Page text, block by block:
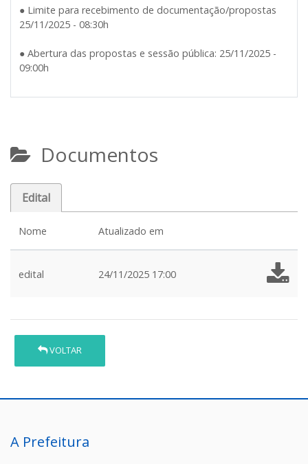
● Limite para recebimento de documentação/propostas
25/11/2025 - 08:30h
● Abertura das propostas e sessão pública: 25/11/2025 -
09:00h
Documentos
Edital
Nome Atualizado em
edital 24/11/2025 17:00
VOLTAR
A Prefeitura